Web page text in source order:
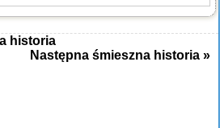
historia
Następna śmieszna historia »